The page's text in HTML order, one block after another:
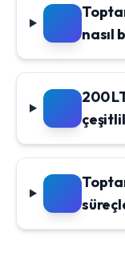
nasıl
200